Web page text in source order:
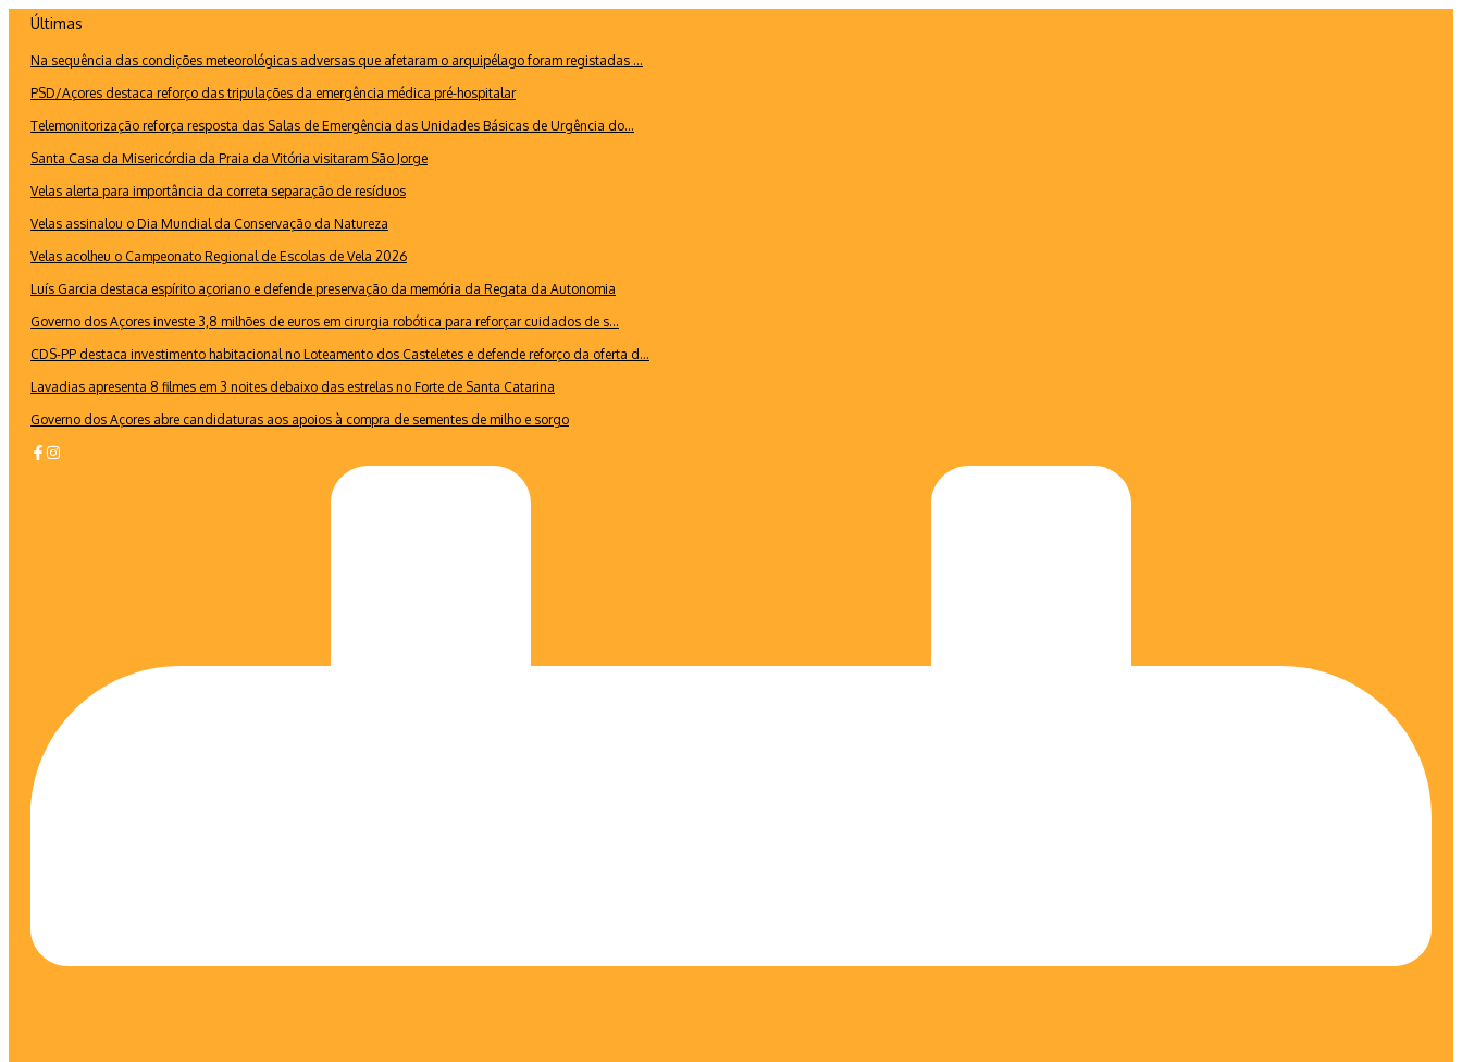
conteúdo
Últimas
Na sequência das condições meteorológicas adversas que afetaram o arquipélago foram registadas ...
PSD/Açores destaca reforço das tripulações da emergência médica pré-hospitalar
Telemonitorização reforça resposta das Salas de Emergência das Unidades Básicas de Urgência do...
Santa Casa da Misericórdia da Praia da Vitória visitaram São Jorge
Velas alerta para importância da correta separação de resíduos
Velas assinalou o Dia Mundial da Conservação da Natureza
Velas acolheu o Campeonato Regional de Escolas de Vela 2026
Luís Garcia destaca espírito açoriano e defende preservação da memória da Regata da Autonomia
Governo dos Açores investe 3,8 milhões de euros em cirurgia robótica para reforçar cuidados de s...
CDS-PP destaca investimento habitacional no Loteamento dos Casteletes e defende reforço da oferta d...
Lavadias apresenta 8 filmes em 3 noites debaixo das estrelas no Forte de Santa Catarina
Governo dos Açores abre candidaturas aos apoios à compra de sementes de milho e sorgo